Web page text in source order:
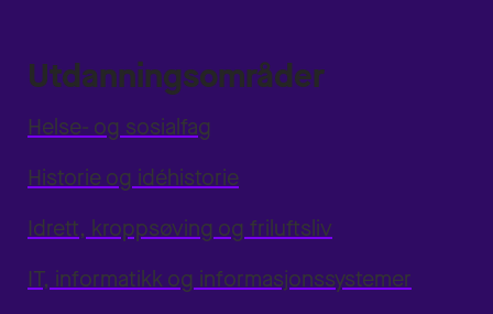
Utdanningsområder
Helse- og sosialfag
Historie og idéhistorie
Idrett, kroppsøving og friluftsliv
IT, informatikk og informasjonssystemer